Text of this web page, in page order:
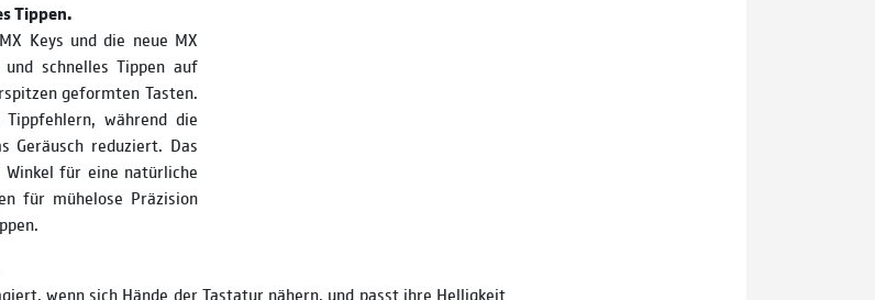
Tippen.
Keys und die neue MX
schnelles Tippen auf
geformten Tasten.
während die
Geräusch reduziert. Das
für eine natürliche
für mühelose Präzision
wenn sich Hände der Tastatur nähern, und passt ihre Helligkeit